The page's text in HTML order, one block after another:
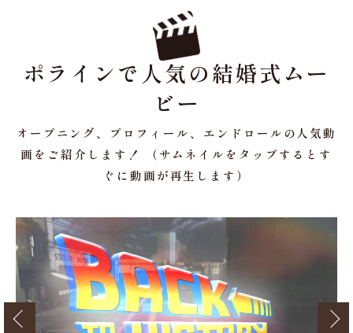
ポラインで人気の結婚式ムー
ビー
オープニング、プロフィール、エンドロールの人気動
画をご紹介します！ （サムネイルをタップするとす
ぐに動画が再生します）